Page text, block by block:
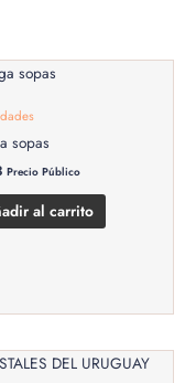
sopas
Precio Público
al carrito